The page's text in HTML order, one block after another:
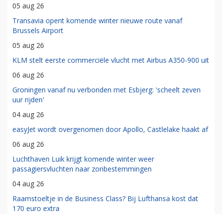
05 aug 26
Transavia opent komende winter nieuwe route vanaf
Brussels Airport
05 aug 26
KLM stelt eerste commerciële vlucht met Airbus A350-900 uit
06 aug 26
Groningen vanaf nu verbonden met Esbjerg: 'scheelt zeven
uur rijden'
04 aug 26
easyJet wordt overgenomen door Apollo, Castlelake haakt af
06 aug 26
Luchthaven Luik krijgt komende winter weer
passagiersvluchten naar zonbestemmingen
04 aug 26
Raamstoeltje in de Business Class? Bij Lufthansa kost dat
170 euro extra